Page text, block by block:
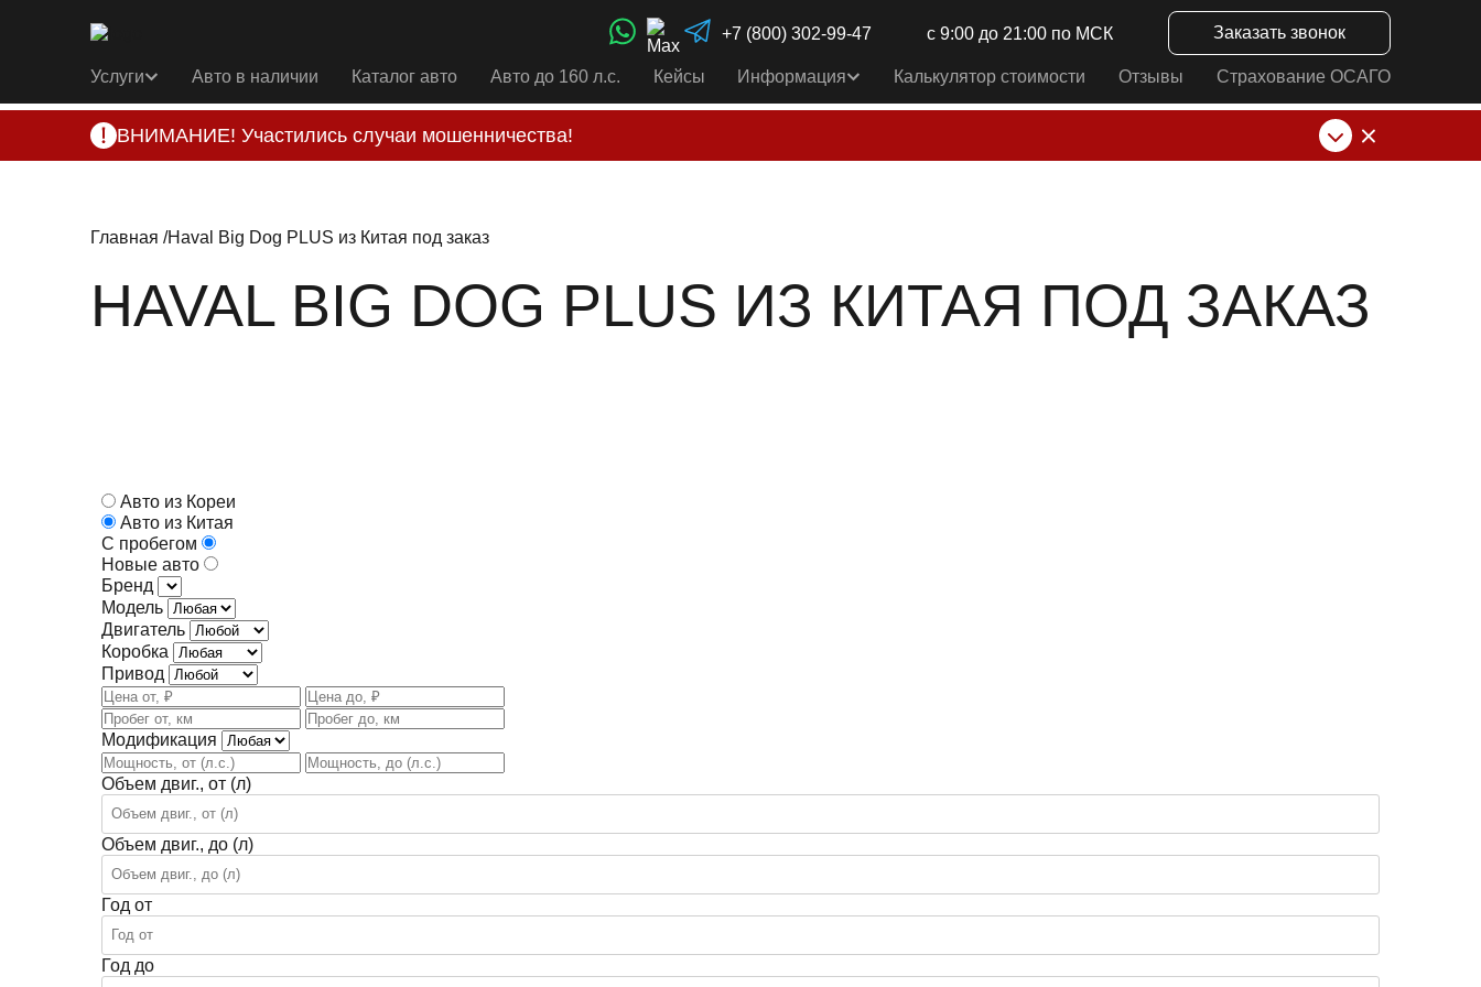
+7 (800) 302-99-47 с 9:00 до 21:00 по МСК Заказать звонок
Услуги Авто в наличии Каталог авто Авто до 160 л.с. Кейсы Информация Калькулятор стоимости Отзывы Страхование ОСАГО
ВНИМАНИЕ! Участились случаи мошенничества!
Главная Haval Big Dog PLUS из Китая под заказ
HAVAL BIG DOG PLUS ИЗ КИТАЯ ПОД ЗАКАЗ
Авто из Кореи
Авто из Китая
С пробегом
Новые авто
Бренд
Модель
Двигатель
Коробка
Привод
Модификация
Объем двиг., от (л)
Объем двиг., до (л)
Год от
Год до